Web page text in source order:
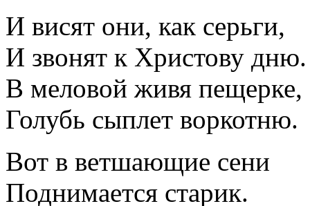
И висят они, как серьги,
И звонят к Христову дню.
В меловой живя пещерке,
Голубь сыплет воркотню.
Вот в ветшающие сени
Поднимается старик.